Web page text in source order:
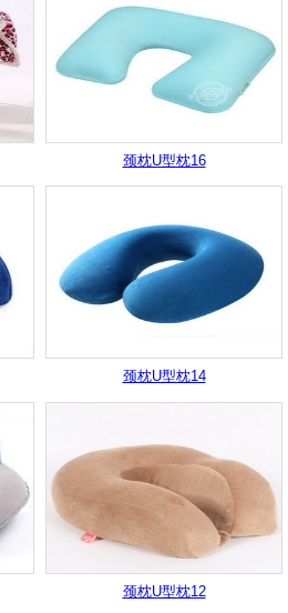
颈枕U型枕16
颈枕U型枕14
颈枕U型枕12